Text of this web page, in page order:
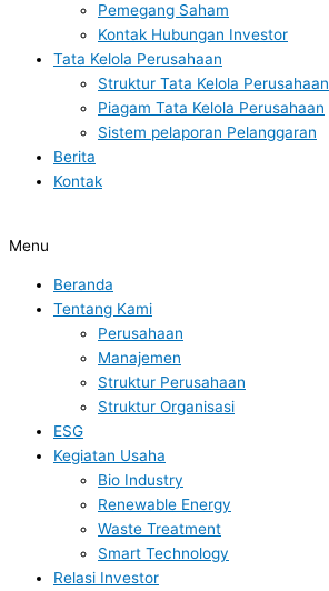
Pemegang Saham
Kontak Hubungan Investor
Tata Kelola Perusahaan
Struktur Tata Kelola Perusahaan
Piagam Tata Kelola Perusahaan
Sistem pelaporan Pelanggaran
Berita
Kontak
Menu
Beranda
Tentang Kami
Perusahaan
Manajemen
Struktur Perusahaan
Struktur Organisasi
ESG
Kegiatan Usaha
Bio Industry
Renewable Energy
Waste Treatment
Smart Technology
Relasi Investor